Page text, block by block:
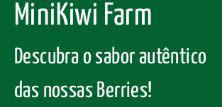
MiniKiwi Farm
Descubra o sabor autêntico
das nossas Berries!